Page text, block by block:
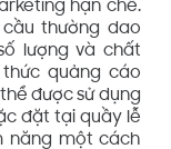
hạn chế.
thường dao
lượng và chất
quảng cáo
được sử dụng
đặt tại quầy lễ
năng một cách